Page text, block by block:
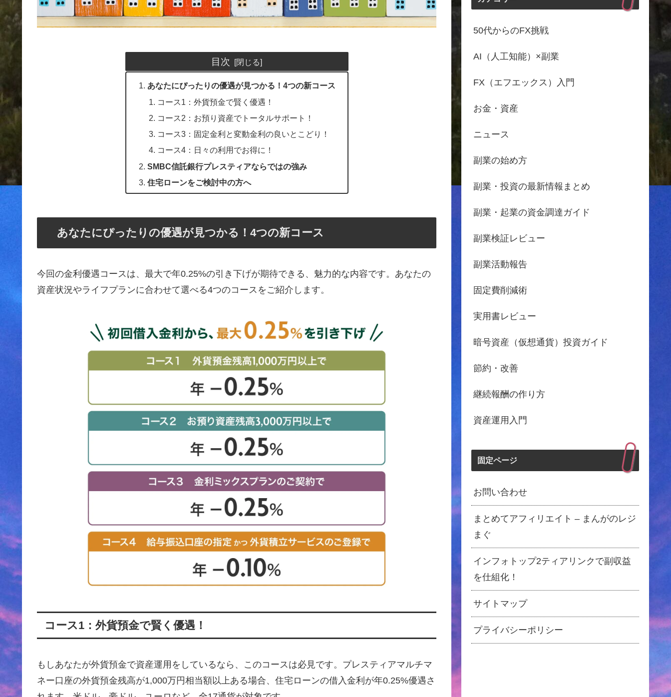
目次
あなたにぴったりの優遇が見つかる！4つの新コース
コース1：外貨預金で賢く優遇！
コース2：お預り資産でトータルサポート！
コース3：固定金利と変動金利の良いとこどり！
コース4：日々の利用でお得に！
SMBC信託銀行プレスティアならではの強み
住宅ローンをご検討中の方へ
あなたにぴったりの優遇が見つかる！4つの新コース
今回の金利優遇コースは、最大で年0.25%の引き下げが期待できる、魅力的な内容です。あなたの
資産状況やライフプランに合わせて選べる4つのコースをご紹介します。
コース1：外貨預金で賢く優遇！
もしあなたが外貨預金で資産運用をしているなら、このコースは必見です。プレスティアマルチマ
ネー口座の外貨預金残高が1,000万円相当額以上ある場合、住宅ローンの借入金利が年0.25%優遇さ
50代からのFX挑戦
AI（人工知能）×副業
FX（エフエックス）入門
お金・資産
ニュース
副業の始め方
副業・投資の最新情報まとめ
副業・起業の資金調達ガイド
副業検証レビュー
副業活動報告
固定費削減術
実用書レビュー
暗号資産（仮想通貨）投資ガイド
節約・改善
継続報酬の作り方
資産運用入門
固定ページ
お問い合わせ
まとめてアフィリエイト – まんがのレジ
まぐ
インフォトップ2ティアリンクで副収益
を仕組化！
サイトマップ
プライバシーポリシー